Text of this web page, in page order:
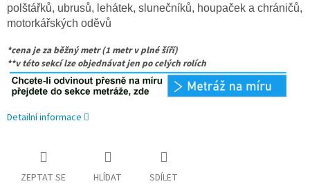
polštářků, ubrusů, lehátek, slunečníků, houpaček a chráničů,
motorkářských oděvů
*cena je za běžný metr (1 metr v plné šíří)
**v této sekcí lze objednávat jen po celých rolích
Detailní informace
ZEPTAT SE HLÍDAT SDÍLET